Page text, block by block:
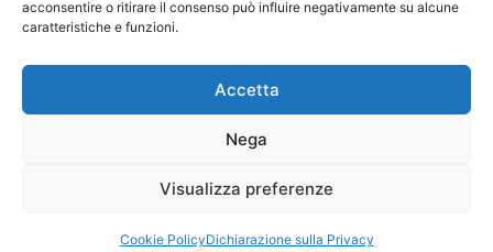
acconsentire o ritirare il consenso può influire negativamente su alcune
caratteristiche e funzioni.
Accetta
Nega
Visualizza preferenze
Cookie PolicyDichiarazione sulla Privacy
C.F. e P.IVA 04983110265